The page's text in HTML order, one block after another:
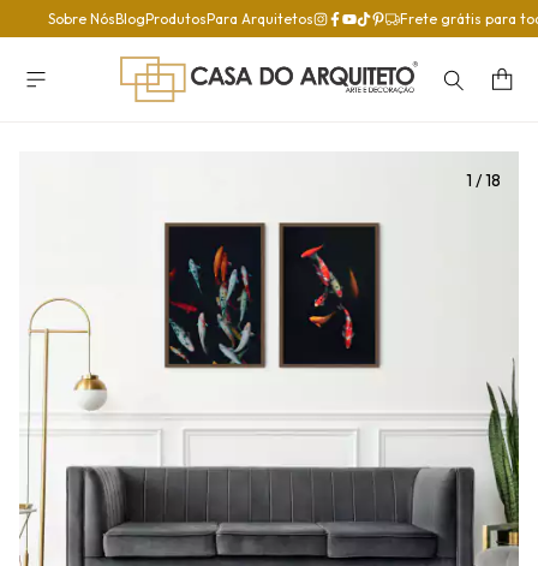
Sobre NósBlogProdutosPara Arquitetos Frete grátis para
1 /18